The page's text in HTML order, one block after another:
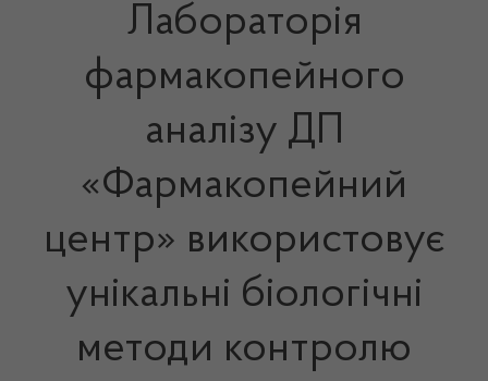
Лабораторія
фармакопейного
аналізу ДП
«Фармакопейний
центр» використовує
унікальні біологічні
методи контролю